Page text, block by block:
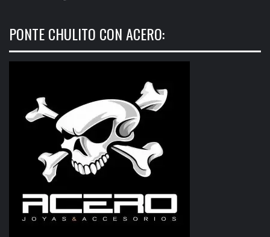
PONTE CHULITO CON ACERO: